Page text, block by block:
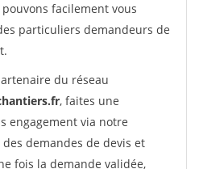
facilement vous
particuliers demandeurs de
du réseau
, faites une
engagement via notre
demandes de devis et
fois la demande validée,